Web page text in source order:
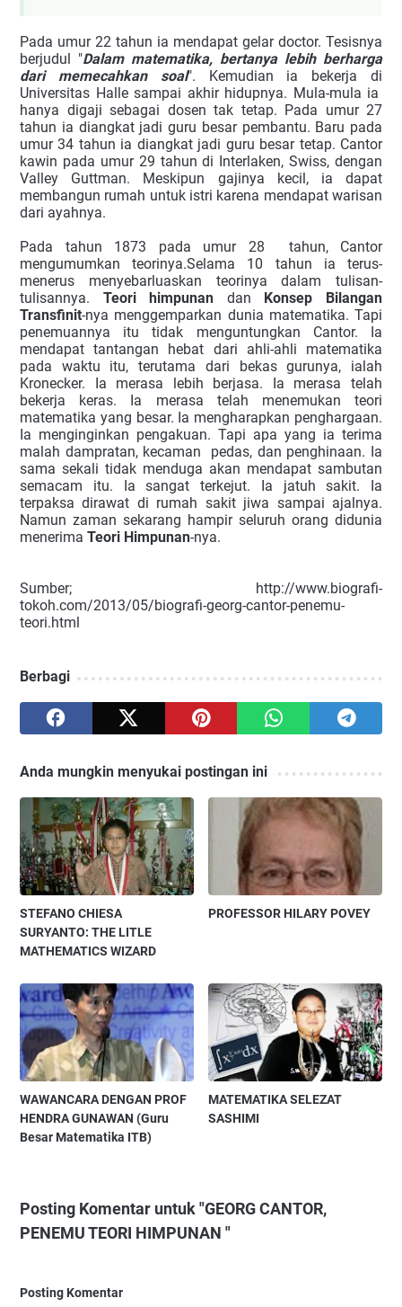
Pada umur 22 tahun ia mendapat gelar doctor. Tesisnya
berjudul "Dalam matematika, bertanya lebih berharga
dari memecahkan soal". Kemudian ia bekerja di
Universitas Halle sampai akhir hidupnya. Mula-mula ia
hanya digaji sebagai dosen tak tetap. Pada umur 27
tahun ia diangkat jadi guru besar pembantu. Baru pada
umur 34 tahun ia diangkat jadi guru besar tetap. Cantor
kawin pada umur 29 tahun di Interlaken, Swiss, dengan
Valley Guttman. Meskipun gajinya kecil, ia dapat
membangun rumah untuk istri karena mendapat warisan
dari ayahnya.
Pada tahun 1873 pada umur 28 tahun, Cantor
mengumumkan teorinya.Selama 10 tahun ia terus-
menerus menyebarluaskan teorinya dalam tulisan-
tulisannya. Teori himpunan dan Konsep Bilangan
Transfinit-nya menggemparkan dunia matematika. Tapi
penemuannya itu tidak menguntungkan Cantor. Ia
mendapat tantangan hebat dari ahli-ahli matematika
pada waktu itu, terutama dari bekas gurunya, ialah
Kronecker. Ia merasa lebih berjasa. Ia merasa telah
bekerja keras. Ia merasa telah menemukan teori
matematika yang besar. Ia mengharapkan penghargaan.
Ia menginginkan pengakuan. Tapi apa yang ia terima
malah dampratan, kecaman pedas, dan penghinaan. Ia
sama sekali tidak menduga akan mendapat sambutan
semacam itu. Ia sangat terkejut. Ia jatuh sakit. Ia
terpaksa dirawat di rumah sakit jiwa sampai ajalnya.
Namun zaman sekarang hampir seluruh orang didunia
menerima Teori Himpunan-nya.
Sumber; http://www.biografi-
tokoh.com/2013/05/biografi-georg-cantor-penemu-
teori.html
Berbagi
Anda mungkin menyukai postingan ini
STEFANO CHIESA
SURYANTO: THE LITLE
MATHEMATICS WIZARD
PROFESSOR HILARY POVEY
WAWANCARA DENGAN PROF
HENDRA GUNAWAN (Guru
Besar Matematika ITB)
MATEMATIKA SELEZAT
SASHIMI
Posting Komentar untuk "GEORG CANTOR,
PENEMU TEORI HIMPUNAN "
Posting Komentar